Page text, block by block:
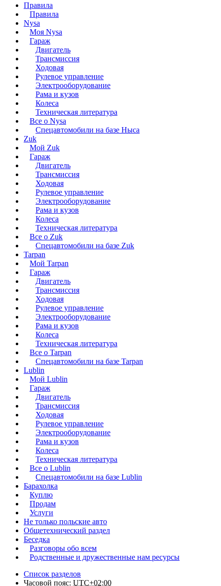
Правила
Правила
Nysa
Моя Nysa
Гараж
Двигатель
Трансмиссия
Ходовая
Рулевое управление
Электрооборудование
Рама и кузов
Колеса
Техническая литература
Все о Nysa
Спецавтомобили на базе Ныса
Zuk
Мой Zuk
Гараж
Двигатель
Трансмиссия
Ходовая
Рулевое управление
Электрооборудование
Рама и кузов
Колеса
Техническая литература
Все о Zuk
Спецавтомобили на базе Zuk
Tarpan
Мой Tarpan
Гараж
Двигатель
Трансмиссия
Ходовая
Рулевое управление
Электрооборудование
Рама и кузов
Колеса
Техническая литература
Все о Tarpan
Спецавтомобили на базе Tarpan
Lublin
Мой Lublin
Гараж
Двигатель
Трансмиссия
Ходовая
Рулевое управление
Электрооборудование
Рама и кузов
Колеса
Техническая литература
Все о Lublin
Спецавтомобили на базе Lublin
Барахолка
Куплю
Продам
Услуги
Не только польские авто
Общетехнический раздел
Беседка
Разговоры обо всем
Родственные и дружественные нам ресурсы
Список разделов
Часовой пояс: UTC+02:00